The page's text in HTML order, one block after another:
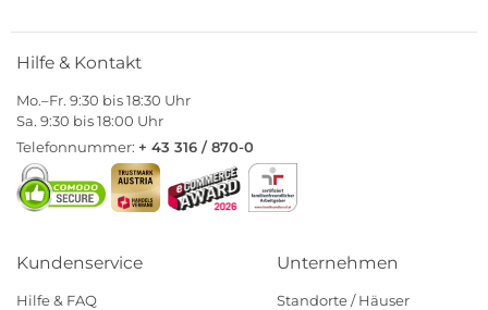
Hilfe & Kontakt
Mo.–Fr. 9:30 bis 18:30 Uhr
Sa. 9:30 bis 18:00 Uhr
Telefonnummer: + 43 316 / 870-0
Kundenservice
Hilfe & FAQ
Unternehmen
Standorte / Häuser